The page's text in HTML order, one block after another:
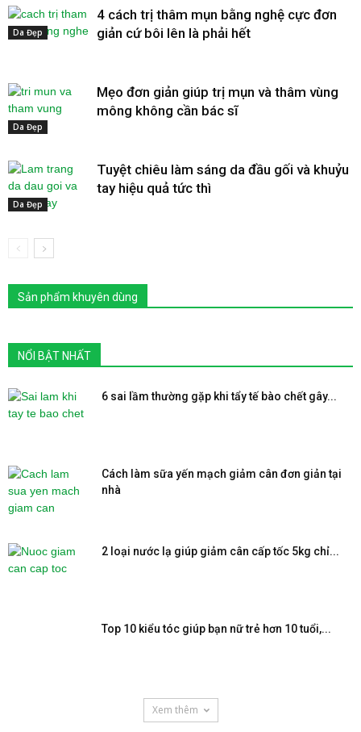
Da Đẹp
4 cách trị thâm mụn bằng nghệ cực đơn
giản cứ bôi lên là phải hết
Da Đẹp
Mẹo đơn giản giúp trị mụn và thâm vùng
mông không cần bác sĩ
Da Đẹp
Tuyệt chiêu làm sáng da đầu gối và khuỷu
tay hiệu quả tức thì
Sản phẩm khuyên dùng
NỔI BẬT NHẤT
6 sai lầm thường gặp khi tẩy tế bào chết gây...
Cách làm sữa yến mạch giảm cân đơn giản tại
nhà
2 loại nước lạ giúp giảm cân cấp tốc 5kg chỉ...
Top 10 kiểu tóc giúp bạn nữ trẻ hơn 10 tuổi,...
Xem thêm